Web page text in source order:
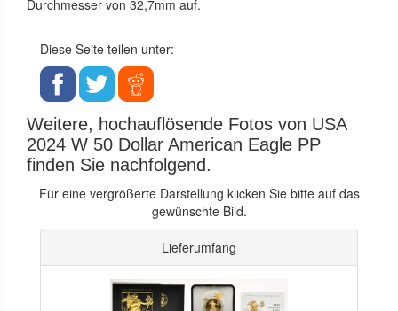
Durchmesser von 32,7mm auf.
Diese Seite teilen unter:
Weitere, hochauflösende Fotos von USA
2024 W 50 Dollar American Eagle PP
finden Sie nachfolgend.
Für eine vergrößerte Darstellung klicken Sie bitte auf das
gewünschte Bild.
Lieferumfang